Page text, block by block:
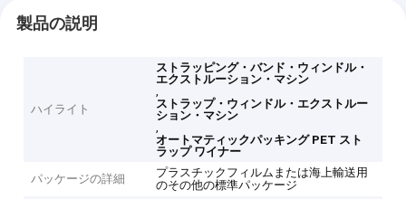
製品の説明
ハイライト
ストラッピング・バンド・ウィンドル・
エクストルーション・マシン
,
ストラップ・ウィンドル・エクストルー
ション・マシン
,
オートマティックパッキング PET スト
ラップ ワイナー
パッケージの詳細
プラスチックフィルムまたは海上輸送用
のその他の標準パッケージ